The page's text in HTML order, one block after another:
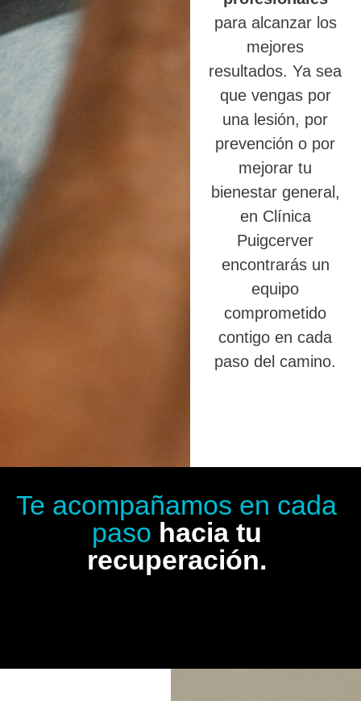
para alcanzar los
mejores
resultados. Ya sea
que vengas por
una lesión, por
prevención o por
mejorar tu
bienestar general,
en Clínica
Puigcerver
encontrarás un
equipo
comprometido
contigo en cada
paso del camino.
Te acompañamos en cada
paso hacia tu
recuperación.